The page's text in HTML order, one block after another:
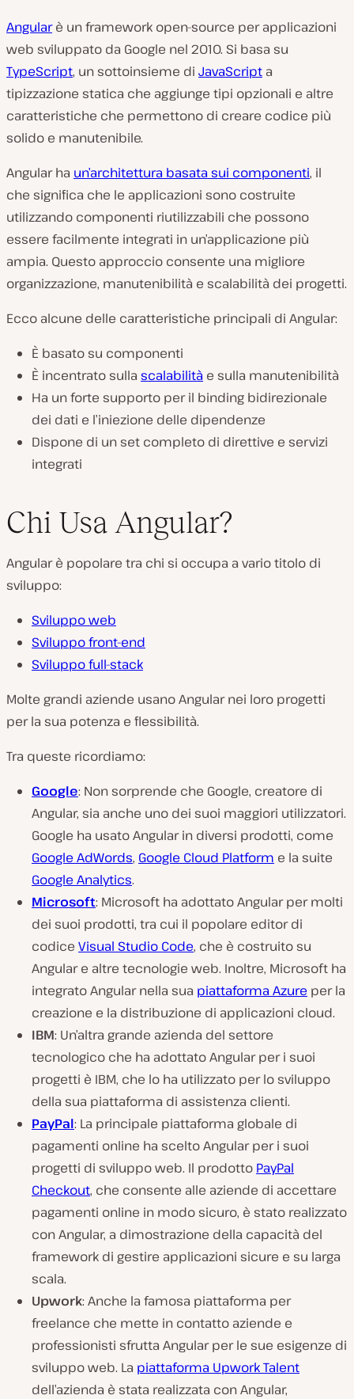
Angularè un framework open-source per applicazioni
web sviluppato da Google nel 2010. Si basa su
TypeScript, un sottoinsieme di JavaScript a
tipizzazione statica che aggiunge tipi opzionali e altre
caratteristiche che permettono di creare codice più
solido e manutenibile.
Angular ha un’architettura basata sui componenti, il
che significa che le applicazioni sono costruite
utilizzando componenti riutilizzabili che possono
essere facilmente integrati in un’applicazione più
ampia. Questo approccio consente una migliore
organizzazione, manutenibilità e scalabilità dei progetti.
Ecco alcune delle caratteristiche principali di Angular:
È basato su componenti
È incentrato sulla scalabilità e sulla manutenibilità
Ha un forte supporto per il binding bidirezionale
dei dati e l’iniezione delle dipendenze
Dispone di un set completo di direttive e servizi
integrati
Chi Usa Angular?
Angular è popolare tra chi si occupa a vario titolo di
sviluppo:
Sviluppo web
Sviluppo front-end
Sviluppo full-stack
Molte grandi aziende usano Angular nei loro progetti
per la sua potenza e flessibilità.
Tra queste ricordiamo:
Google: Non sorprende che Google, creatore di
Angular, sia anche uno dei suoi maggiori utilizzatori.
Google ha usato Angular in diversi prodotti, come
Google AdWords, Google Cloud Platform e la suite
Google Analytics.
Microsoft: Microsoft ha adottato Angular per molti
dei suoi prodotti, tra cui il popolare editor di
codice Visual Studio Code, che è costruito su
Angular e altre tecnologie web. Inoltre, Microsoft ha
integrato Angular nella sua piattaforma Azure per la
creazione e la distribuzione di applicazioni cloud.
IBM: Un’altra grande azienda del settore
tecnologico che ha adottato Angular per i suoi
progetti è IBM, che lo ha utilizzato per lo sviluppo
della sua piattaforma di assistenza clienti.
PayPal: La principale piattaforma globale di
pagamenti online ha scelto Angular per i suoi
progetti di sviluppo web. Il prodotto PayPal
Checkout, che consente alle aziende di accettare
pagamenti online in modo sicuro, è stato realizzato
con Angular, a dimostrazione della capacità del
framework di gestire applicazioni sicure e su larga
scala.
Upwork: Anche la famosa piattaforma per
freelance che mette in contatto aziende e
professionisti sfrutta Angular per le sue esigenze di
sviluppo web. La piattaforma Upwork Talent
dell’azienda è stata realizzata con Angular,